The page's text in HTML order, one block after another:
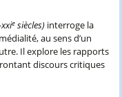
esiècles)interroge la
au sens d’un
Il explore les rapports
discours critiques